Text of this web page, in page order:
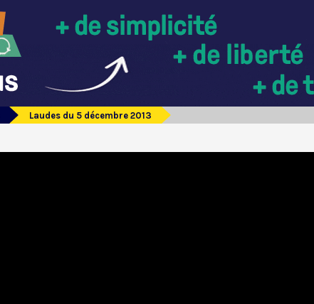
Laudes du 5 décembre 2013